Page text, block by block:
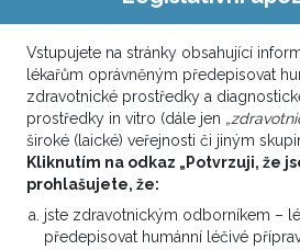
od jeho spuštění
klientů VZP, jen vloni
DALŠÍ
Vstupujete na stránky obsahující
lékařům oprávněným předepisovat
zdravotnické prostředky a
prostředky in vitro (dále jen
široké (laické) veřejnosti či jiným
Kliknutím na odkaz „Potvrzuji, že
prohlašujete, že:
jste zdravotnickým odborníkem –
předepisovat humánní léčivé